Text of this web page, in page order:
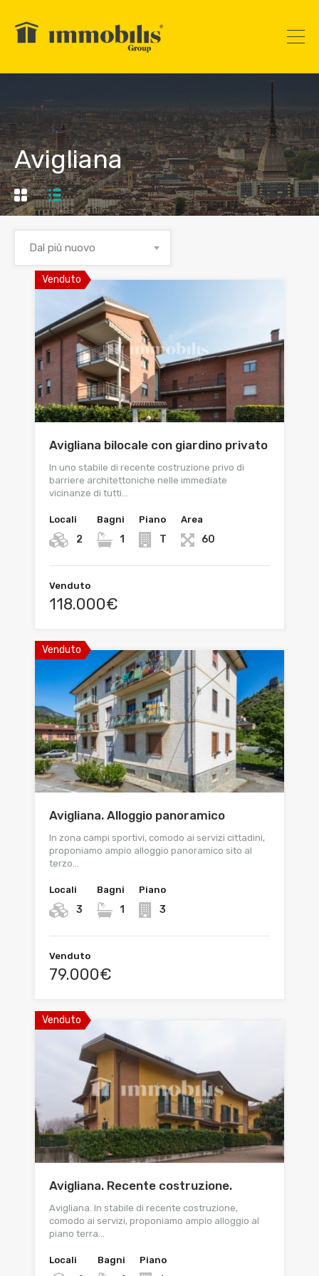
Avigliana
Dal più nuovo
Venduto
Avigliana bilocale con giardino privato
In uno stabile di recente costruzione privo di
barriere architettoniche nelle immediate
vicinanze di tutti…
Locali
2
Bagni
1
Piano
T
Area
60
Venduto
118.000€
Venduto
Avigliana. Alloggio panoramico
In zona campi sportivi, comodo ai servizi cittadini,
proponiamo ampio alloggio panoramico sito al
terzo…
Locali
3
Bagni
1
Piano
3
Venduto
79.000€
Venduto
Avigliana. Recente costruzione.
Avigliana. In stabile di recente costruzione,
comodo ai servizi, proponiamo ampio alloggio al
piano terra…
Locali Bagni Piano